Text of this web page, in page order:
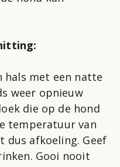
hals met een natte
weer opnieuw
die op de hond
temperatuur van
dus afkoeling. Geef
Gooi nooit